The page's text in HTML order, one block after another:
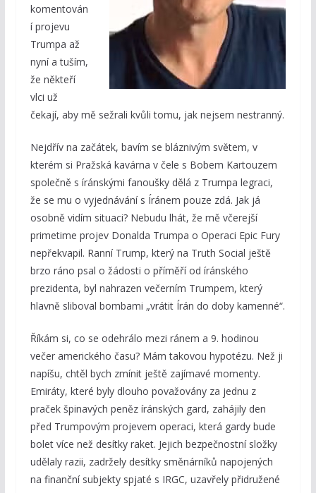
komentován
í projevu
Trumpa až
nyní a tuším,
že někteří
vlci už
čekají, aby mě sežrali kvůli tomu, jak nejsem nestranný.
Nejdřív na začátek, bavím se bláznivým světem, v
kterém si Pražská kavárna v čele s Bobem Kartouzem
společně s íránskými fanoušky dělá z Trumpa legraci,
že se mu o vyjednávání s Íránem pouze zdá. Jak já
osobně vidím situaci? Nebudu lhát, že mě včerejší
primetime projev Donalda Trumpa o Operaci Epic Fury
nepřekvapil. Ranní Trump, který na Truth Social ještě
brzo ráno psal o žádosti o příměří od íránského
prezidenta, byl nahrazen večerním Trumpem, který
hlavně sliboval bombami „vrátit Írán do doby kamenné“.
Říkám si, co se odehrálo mezi ránem a 9. hodinou
večer amerického času? Mám takovou hypotézu. Než ji
napíšu, chtěl bych zmínit ještě zajímavé momenty.
Emiráty, které byly dlouho považovány za jednu z
praček špinavých peněz íránských gard, zahájily den
před Trumpovým projevem operaci, která gardy bude
bolet více než desítky raket. Jejich bezpečnostní složky
udělaly razii, zadržely desítky směnárníků napojených
na finanční subjekty spjaté s IRGC, uzavřely přidružené